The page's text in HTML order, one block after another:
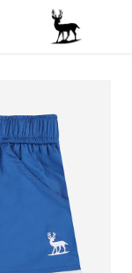
تخطي للذهاب إلى